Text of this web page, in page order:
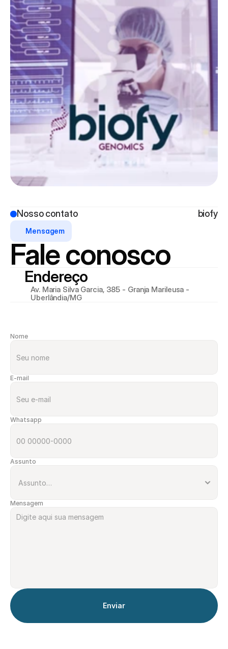
Nosso contato biofy
Mensagem
Fale conosco
Endereço
Av. Maria Silva Garcia, 385 - Granja Marileusa -
Uberlândia/MG
Nome
E-mail
Whatsapp
Assunto
Mensagem
Enviar